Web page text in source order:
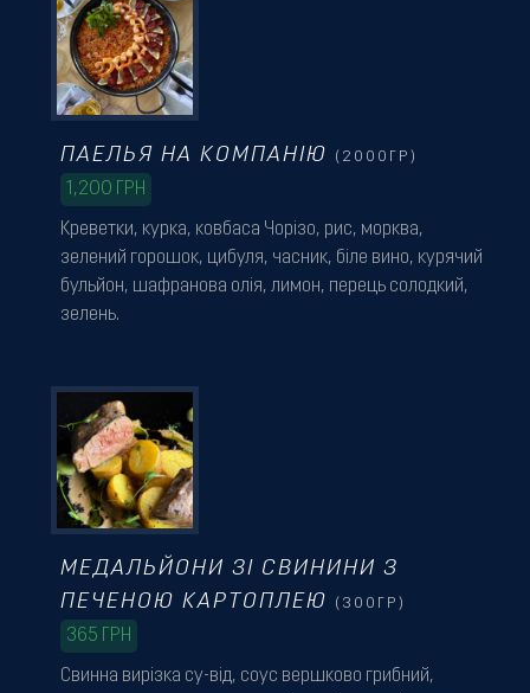
Креветки, курка, ковбаса Чорізо, рис, морква,
зелений горошок, цибуля, часник, біле вино, курячий
бульйон, шафранова олія, лимон, перець солодкий,
зелень.
ПАЕЛЬЯ НА КОМПАНІЮ (2000ГР)
1,200 ГРН
Свинна вирізка су-від, соус вершково грибний,
МЕДАЛЬЙОНИ ЗІ СВИНИНИ З
ПЕЧЕНОЮ КАРТОПЛЕЮ
(300ГР)
365 ГРН